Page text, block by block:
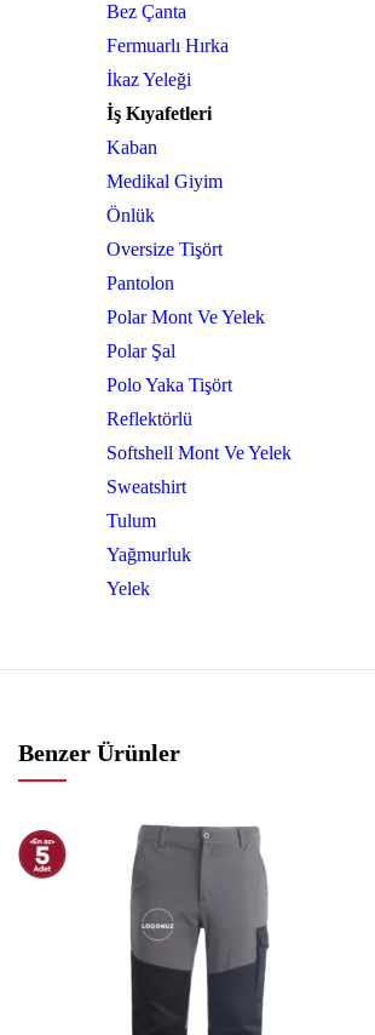
Bez Çanta
Fermuarlı Hırka
İkaz Yeleği
İş Kıyafetleri
Kaban
Medikal Giyim
Önlük
Oversize Tişört
Pantolon
Polar Mont Ve Yelek
Polar Şal
Polo Yaka Tişört
Reflektörlü
Softshell Mont Ve Yelek
Sweatshirt
Tulum
Yağmurluk
Yelek
Benzer Ürünler